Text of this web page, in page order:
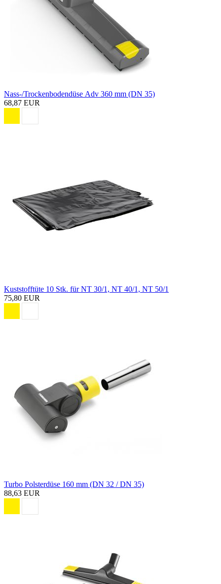
Nass-/Trockenbodendüse Adv 360 mm (DN 35)
68,87 EUR
Kuststofftüte 10 Stk. für NT 30/1, NT 40/1, NT 50/1
75,80 EUR
Turbo Polsterdüse 160 mm (DN 32 / DN 35)
88,63 EUR